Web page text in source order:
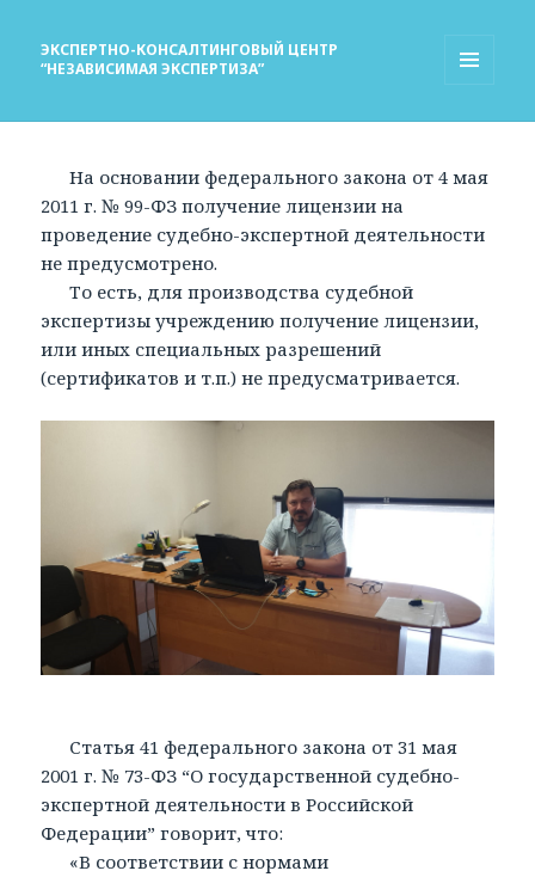
ЭКСПЕРТНО-КОНСАЛТИНГОВЫЙ ЦЕНТР
“НЕЗАВИСИМАЯ ЭКСПЕРТИЗА”
На основании федерального закона от 4 мая
2011 г. № 99-ФЗ получение лицензии на
проведение судебно-экспертной деятельности
не предусмотрено.
То есть, для производства судебной
экспертизы учреждению получение лицензии,
или иных специальных разрешений
(сертификатов и т.п.) не предусматривается.
Статья 41 федерального закона от 31 мая
2001 г. № 73-ФЗ “О государственной судебно-
экспертной деятельности в Российской
Федерации” говорит, что:
«В соответствии с нормами